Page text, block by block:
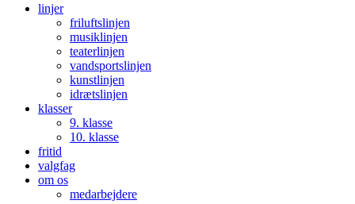
linjer
friluftslinjen
musiklinjen
teaterlinjen
vandsportslinjen
kunstlinjen
idrætslinjen
klasser
9. klasse
10. klasse
fritid
valgfag
om os
medarbejdere